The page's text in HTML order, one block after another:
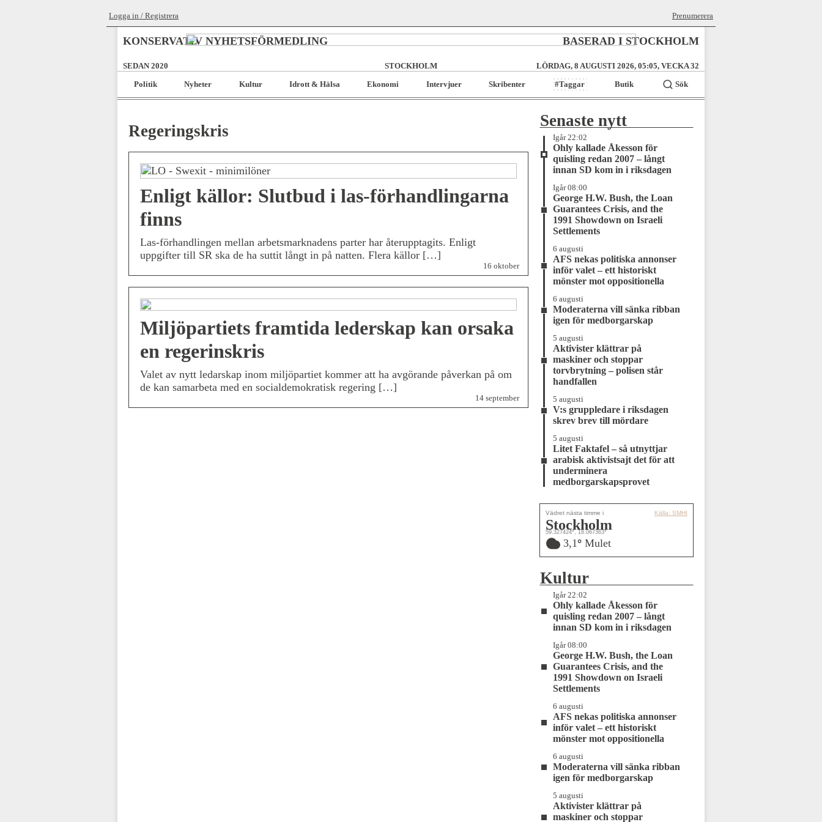
Logga in / Registrera Prenumerera
KONSERVATIV NYHETSFÖRMEDLING BASERAD I STOCKHOLM
SEDAN 2020 STOCKHOLM
LÖRDAG, 8 AUGUSTI 2026, 05:05, VECKA 32
Politik
Nyheter Kultur Idrott & Hälsa Ekonomi Intervjuer Skribenter #Taggar Butik Sök
Regeringskris
Enligt källor: Slutbud i las-förhandlingarna
finns
Las-förhandlingen mellan arbetsmarknadens parter har återupptagits. Enligt
uppgifter till SR ska de ha suttit långt in på natten. Flera källor […]
16 oktober
Miljöpartiets framtida lederskap kan orsaka
en regerinskris
Valet av nytt ledarskap inom miljöpartiet kommer att ha avgörande påverkan på om
de kan samarbeta med en socialdemokratisk regering […]
14 september
Senaste nytt
Igår 22:02
Ohly kallade Åkesson för
quisling redan 2007 – långt
innan SD kom in i riksdagen
Igår 08:00
George H.W. Bush, the Loan
Guarantees Crisis, and the
1991 Showdown on Israeli
Settlements
6 augusti
AFS nekas politiska annonser
inför valet – ett historiskt
mönster mot oppositionella
6 augusti
Moderaterna vill sänka ribban
igen för medborgarskap
5 augusti
Aktivister klättrar på
maskiner och stoppar
torvbrytning – polisen står
handfallen
5 augusti
V:s gruppledare i riksdagen
skrev brev till mördare
5 augusti
Litet Faktafel – så utnyttjar
arabisk aktivistsajt det för att
underminera
medborgarskapsprovet
Vädret nästa timme i
Stockholm
59.327424° , 18.067363°
Källa: SMHI
3,1° Mulet
Kultur
Igår 22:02
Ohly kallade Åkesson för
quisling redan 2007 – långt
innan SD kom in i riksdagen
Igår 08:00
George H.W. Bush, the Loan
Guarantees Crisis, and the
1991 Showdown on Israeli
Settlements
6 augusti
AFS nekas politiska annonser
inför valet – ett historiskt
mönster mot oppositionella
6 augusti
Moderaterna vill sänka ribban
igen för medborgarskap
5 augusti
Aktivister klättrar på
maskiner och stoppar